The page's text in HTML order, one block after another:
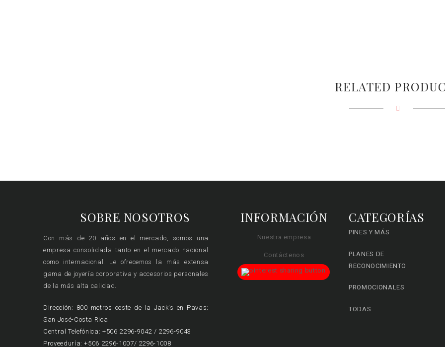
RELATED
SOBRE NOSOTROS
Con más de 20 años en el mercado, somos una
empresa consolidada tanto en el mercado nacional
como internacional. Le ofrecemos la más extensa
gama de joyería corporativa y accesorios personales
de la más alta calidad.
Dirección: 800 metros oeste de la Jack's en Pavas;
San José-Costa Rica
Central Telefónica: +506 2296-9042 / 2296-9043
Proveeduría: +506 2296-1007/ 2296-1008
INFORMACIÓN
Nuestra empresa
Contáctenos
CATEGORÍAS
PINES Y MÁS
PLANES DE
RECONOCIMIENTO
PROMOCIONALES
TODAS